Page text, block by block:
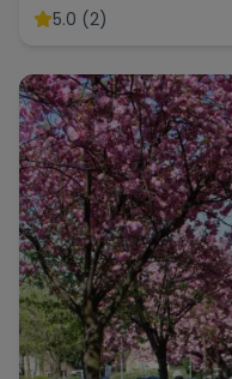
Range Rover
5.0 (2)